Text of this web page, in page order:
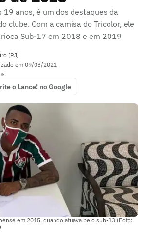
19 anos, é um dos destaques da
clube. Com a camisa do Tricolor, ele
Sub-17 em 2018 e em 2019
(RJ)
em 09/03/2021
o Lance! no Google
em 2015, quando atuava pelo sub-13 (Foto: